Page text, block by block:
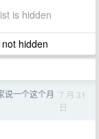
is hidden
hidden
说一个这个月 7 月 31
日